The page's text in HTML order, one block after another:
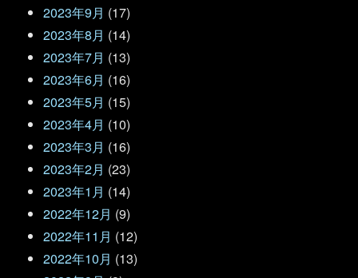
2023年9月 (17)
2023年8月 (14)
2023年7月 (13)
2023年6月 (16)
2023年5月 (15)
2023年4月 (10)
2023年3月 (16)
2023年2月 (23)
2023年1月 (14)
2022年12月 (9)
2022年11月 (12)
2022年10月 (13)